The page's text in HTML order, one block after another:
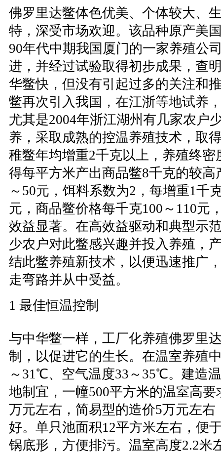
佛罗里达鳖体色优美、个体较大、
特，深受市场欢迎。该品种原产美
90年代中期我国厦门的一家养殖公
进，并经过试验取得初步成果，查
华鳖快，但没有引起过多的关注和
鳖再次引入我国，在江浙等地试养
尤其是2004年浙江湖州有几家农户
养，采取成熟的控温养殖技术，取
稚鳖年均增重2千克以上，养殖终密
得每平方米产出商品鳖8千克的较高
～50元，饵料系数为2，每增重1千
元，商品鳖价格每千克100～110元
效益显著。在高效益驱动和典型示
少农户对此鳖感兴趣并投入养殖，
结此鳖养殖新技术，以便迅速推广
走弯路并从中受益。
1 最佳恒温控制
与中华鳖一样，工厂化养殖佛罗里
制，以促进它的生长。在温室养殖
～31℃、空气温度33～35℃。建造
地制宜，一幢500平方米的温室高
万元左右，简易型的造价5万元左
好。单只池面积12平方米左右，便
锅底形，方便排污。温室高度2.2米